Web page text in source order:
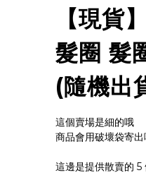
【現
髮圈 髮
(隨機出
這個賣場是細的哦
商品會用破壞袋寄出
這邊是提供散賣的 5